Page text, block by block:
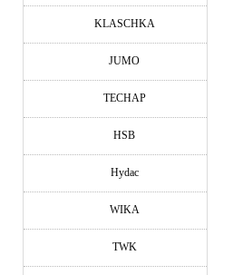
KLASCHKA
JUMO
TECHAP
HSB
Hydac
WIKA
TWK